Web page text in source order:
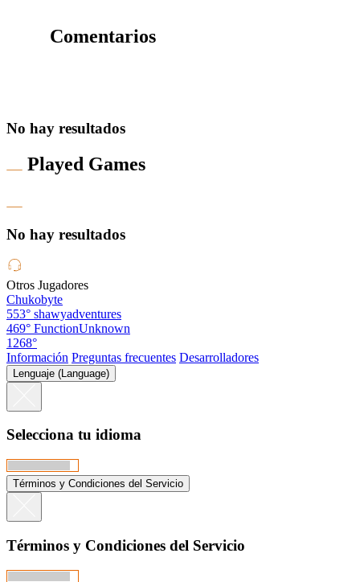
Comentarios
No hay resultados
Played Games
No hay resultados
Otros Jugadores
Chukobyte
553° shawyadventures
469° FunctionUnknown
1268°
Información Preguntas frecuentes Desarrolladores
Lenguaje (Language)
Selecciona tu idioma
Términos y Condiciones del Servicio
Términos y Condiciones del Servicio